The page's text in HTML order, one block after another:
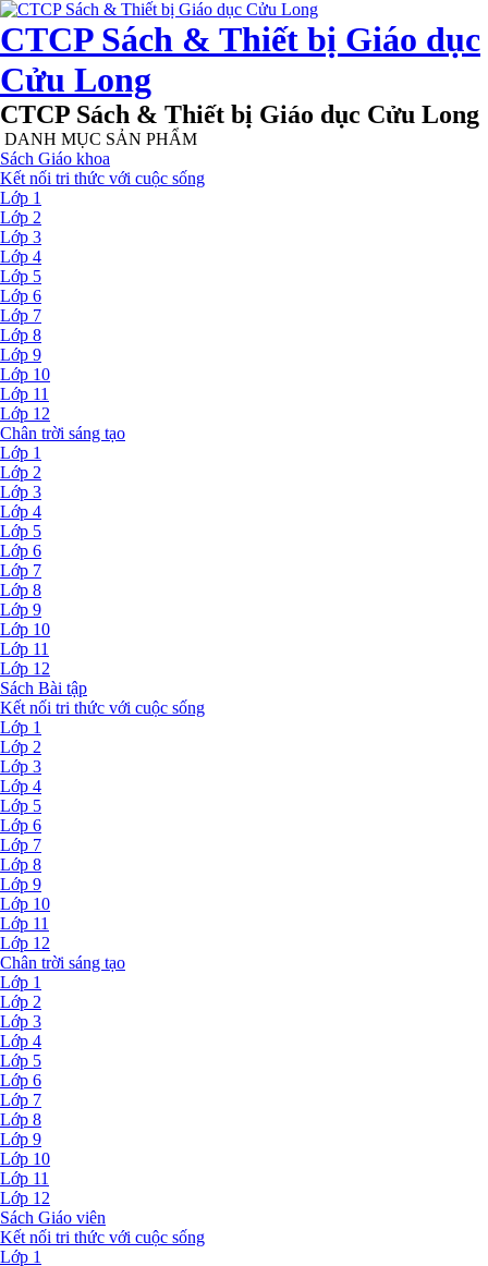
CTCP Sách & Thiết bị Giáo dục
Cửu Long
CTCP Sách & Thiết bị Giáo dục Cửu Long
DANH MỤC SẢN PHẨM
Sách Giáo khoa
Kết nối tri thức với cuộc sống
Lớp 1
Lớp 2
Lớp 3
Lớp 4
Lớp 5
Lớp 6
Lớp 7
Lớp 8
Lớp 9
Lớp 10
Lớp 11
Lớp 12
Chân trời sáng tạo
Lớp 1
Lớp 2
Lớp 3
Lớp 4
Lớp 5
Lớp 6
Lớp 7
Lớp 8
Lớp 9
Lớp 10
Lớp 11
Lớp 12
Sách Bài tập
Kết nối tri thức với cuộc sống
Lớp 1
Lớp 2
Lớp 3
Lớp 4
Lớp 5
Lớp 6
Lớp 7
Lớp 8
Lớp 9
Lớp 10
Lớp 11
Lớp 12
Chân trời sáng tạo
Lớp 1
Lớp 2
Lớp 3
Lớp 4
Lớp 5
Lớp 6
Lớp 7
Lớp 8
Lớp 9
Lớp 10
Lớp 11
Lớp 12
Sách Giáo viên
Kết nối tri thức với cuộc sống
Lớp 1